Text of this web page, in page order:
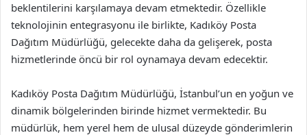
beklentilerini karşılamaya devam etmektedir. Özellikle
teknolojinin entegrasyonu ile birlikte, Kadıköy Posta
Dağıtım Müdürlüğü, gelecekte daha da gelişerek, posta
hizmetlerinde öncü bir rol oynamaya devam edecektir.
Kadıköy Posta Dağıtım Müdürlüğü, İstanbul’un en yoğun ve
dinamik bölgelerinden birinde hizmet vermektedir. Bu
müdürlük, hem yerel hem de ulusal düzeyde gönderimlerin